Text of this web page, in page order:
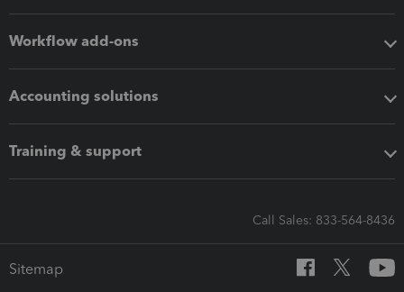
Workflow add-ons
Accounting solutions
Training & support
Call Sales: 833-564-8436
Sitemap